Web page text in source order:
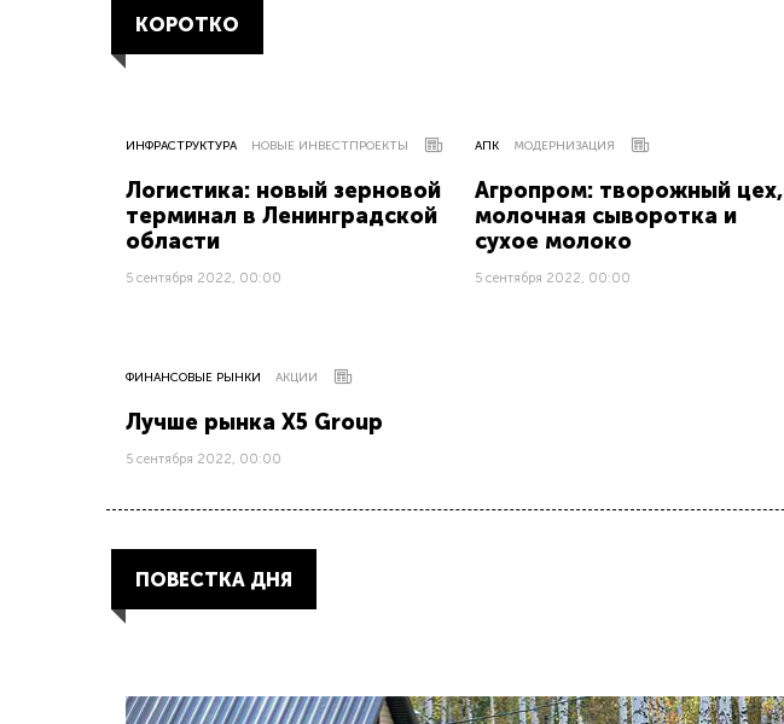
КОРОТКО
ИНФРАСТРУКТУРА НОВЫЕ ИНВЕСТПРОЕКТЫ
Логистика: новый зерновой
терминал в Ленинградской
области
5 сентября 2022, 00:00
АПК МОДЕРНИЗАЦИЯ
Агропром: творожный цех,
молочная сыворотка и
сухое молоко
5 сентября 2022, 00:00
ФИНАНСОВЫЕ РЫНКИ АКЦИИ
Лучше рынка Х5 Group
5 сентября 2022, 00:00
ПОВЕСТКА ДНЯ